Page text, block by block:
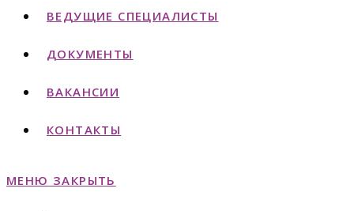
ВЕДУЩИЕ СПЕЦИАЛИСТЫ
ДОКУМЕНТЫ
ВАКАНСИИ
КОНТАКТЫ
МЕНЮ ЗАКРЫТЬ